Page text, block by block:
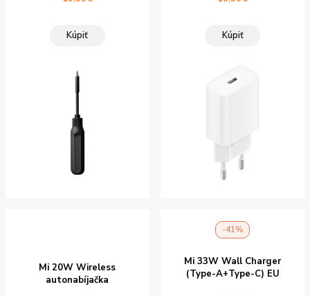
Kúpiť Kúpiť
Mi 20W Wireless
autonabíjačka
-41%
Mi 33W Wall Charger
(Type-A+Type-C) EU